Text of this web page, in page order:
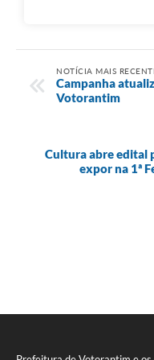
NOTÍCIA MAIS
Campanha
Votorantim
Cultura abre edital
expor na 1ª